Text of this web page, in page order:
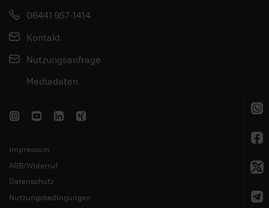
06441 957-1414
Kontakt
Nutzungsanfrage
Mediadaten
Impressum
AGB/Widerruf
Datenschutz
Nutzungsbedingungen